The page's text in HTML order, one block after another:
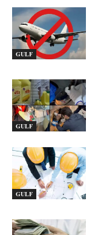
GULF
GULF
GULF